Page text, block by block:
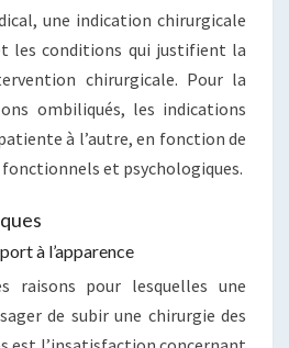
une indication chirurgicale
les conditions qui justifient la
chirurgicale. Pour la
ombiliqués, les indications
à l’autre, en fonction de
et psychologiques.
à l’apparence
raisons pour lesquelles une
de subir une chirurgie des